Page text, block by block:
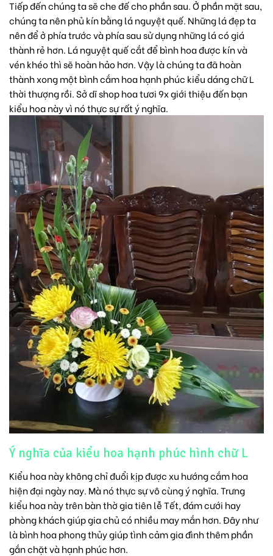
Tiếp đến chúng ta sẽ che đế cho phần sau. Ở phần mặt sau,
chúng ta nên phủ kín bằng lá nguyệt quế. Những lá đẹp ta
nên để ở phía trước và phía sau sử dụng những lá có giá
thành rẻ hơn. Lá nguyệt quế cắt để bình hoa được kín và
vén khéo thì sẽ hoàn hảo hơn. Vậy là chúng ta đã hoàn
thành xong một bình cắm hoa hạnh phúc kiểu dáng chữ L
thời thượng rồi. Sở dĩshop hoa tươi 9xgiới thiệu đến bạn
kiểu hoa này vì nó thực sự rất ý nghĩa.
Ý nghĩa của kiểu hoa hạnh phúc hình chữ L
Kiểu hoa này không chỉ đuổi kịp được xu hướng cắm hoa
hiện đại ngày nay. Mà nó thực sự vô cùng ý nghĩa. Trưng
kiểu hoa này trên bàn thờ gia tiên lễ Tết, đám cưới hay
phòng khách giúp gia chủ có nhiều may mắn hơn. Đây như
là bình hoa phong thủy giúp tình cảm gia đình thêm phần
gắn chặt và hạnh phúc hơn.